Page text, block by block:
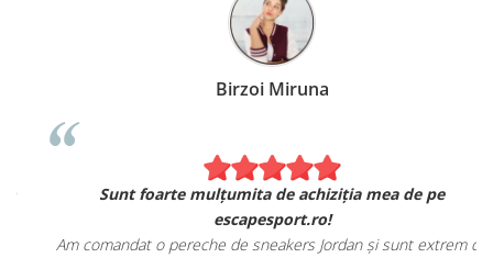
Birzoi Miruna
Sunt foarte mulțumita de achiziția mea de pe
escapesport.ro!
Am comandat o pereche de sneakers Jordan și sunt extrem de